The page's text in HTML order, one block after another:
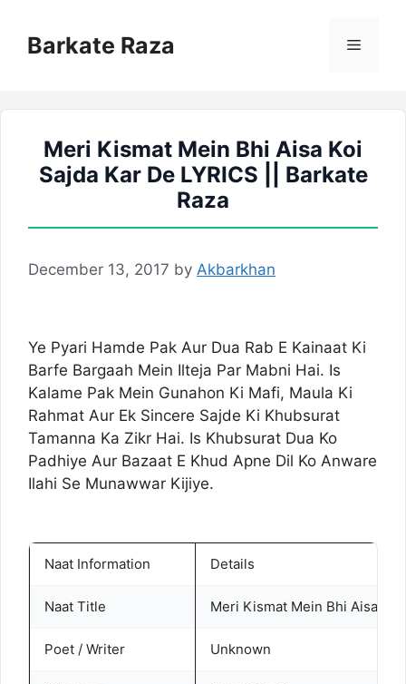
contentBarkate Raza Menu
Meri Kismat Mein Bhi Aisa Koi
Sajda Kar De LYRICS || Barkate
Raza
December 13, 2017 by Akbarkhan
Ye Pyari Hamde Pak Aur Dua Rab E Kainaat Ki
Barfe Bargaah Mein Ilteja Par Mabni Hai. Is
Kalame Pak Mein Gunahon Ki Mafi, Maula Ki
Rahmat Aur Ek Sincere Sajde Ki Khubsurat
Tamanna Ka Zikr Hai. Is Khubsurat Dua Ko
Padhiye Aur Bazaat E Khud Apne Dil Ko Anware
Ilahi Se Munawwar Kijiye.
Naat Information Details
Naat Title Meri Kismat Mein Bhi Aisa Koi
Poet / Writer Unknown